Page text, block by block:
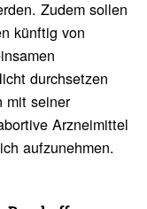
Zudem sollen
künftig von
durchsetzen
mit seiner
Arzneimittel
aufzunehmen.